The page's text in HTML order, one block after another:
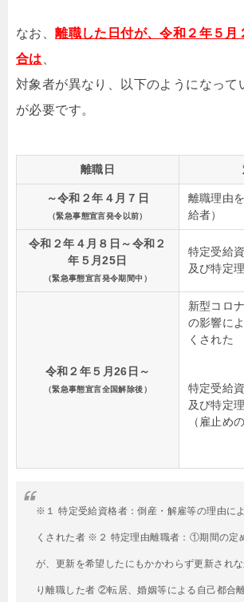
なお、離職した日付が、令和２年５月
合は
対象者が異なり、以下のようになって
が必要です。
離職日
～令和２年４月７日
（緊急事態宣言発令以前）
離職理由
給者）
令和２年４月８日～令和２
年５月25日
（緊急事態宣言発令期間中）
特定受給
及び特定
令和２年５月26日～
（緊急事態宣言全国解除後）
新型コロ
の影響に
くされた
特定受給
及び特定
（雇止め
※１ 特定受給資格者：倒産・解雇等の理由に
くされた者 ※２ 特定理由離職者：①期間の定
が、更新を希望したにもかかわらず更新され
り離職した者 ②転居、婚姻等による自己都合